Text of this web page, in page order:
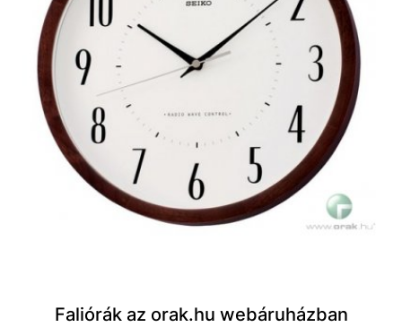
Faliórák az orak.hu webáruházban